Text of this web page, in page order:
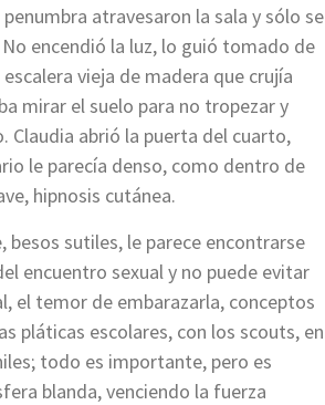
atravesaron la sala y sólo se
encendió la luz, lo guió tomado de
vieja de madera que crujía
mirar el suelo para no tropezar y
Claudia abrió la puerta del cuarto,
le parecía denso, como dentro de
hipnosis cutánea.
sutiles, le parece encontrarse
encuentro sexual y no puede evitar
el temor de embarazarla, conceptos
pláticas escolares, con los scouts, en
todo es importante, pero es
blanda, venciendo la fuerza